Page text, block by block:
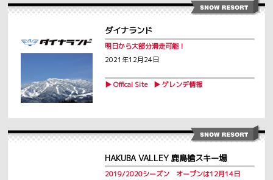
ダイナランド
明日から大部分滑走可能！
2021年12月24日
▶ Offical Site ▶ ゲレンデ情報
HAKUBA VALLEY 鹿島槍スキー場
2019/2020シーズン オープンは12月14日